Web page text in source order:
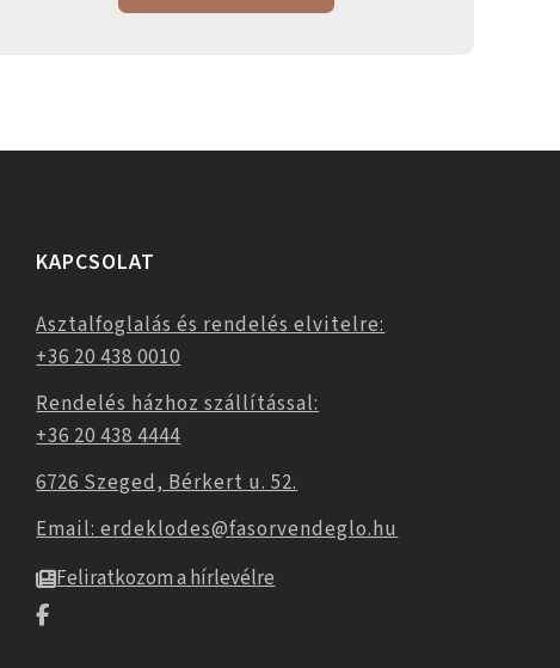
KAPCSOLAT
Asztalfoglalás és rendelés elvitelre:
+36 20 438 0010
Rendelés házhoz szállítással:
+36 20 438 4444
6726 Szeged, Bérkert u. 52.
Email: erdeklodes@fasorvendeglo.hu
Feliratkozom a hírlevélre